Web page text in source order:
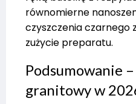
równomierne
czyszczenia czarnego
zużycie preparatu.
Podsumowanie
granitowy w